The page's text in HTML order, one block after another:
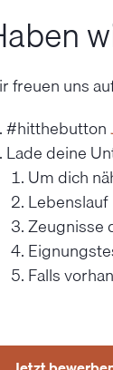
freuen uns
#hitthebutton
Lade deine
Um dich
Lebenslauf
Zeugnisse
Falls